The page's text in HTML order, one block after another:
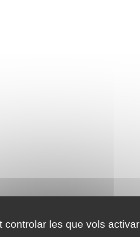
controlar les que vols activar